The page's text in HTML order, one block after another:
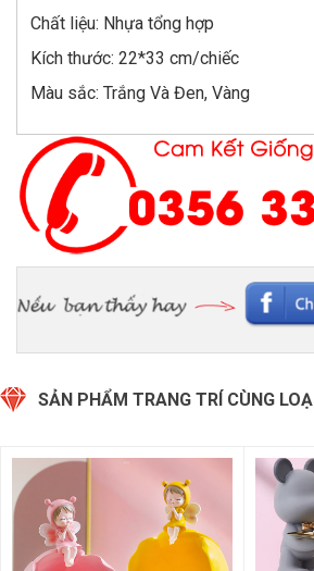
Chất liệu: Nhựa tổng hợp
Kích thước: 22*33 cm/chiếc
Màu sắc: Trắng Và Đen, Vàng
SẢN PHẨM TRANG TRÍ CÙNG LOẠI